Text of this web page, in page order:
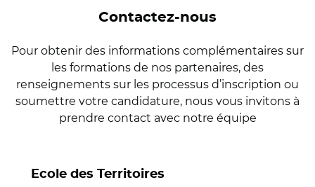
Contactez-nous
Pour obtenir des informations complémentaires sur
les formations de nos partenaires, des
renseignements sur les processus d’inscription ou
soumettre votre candidature, nous vous invitons à
prendre contact avec notre équipe
Ecole des Territoires